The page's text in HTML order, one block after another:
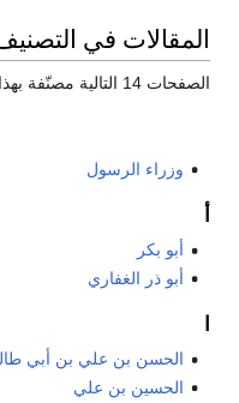
المقالات في
الصفحات 14 التالية مصنّفة بهذا التصنيف، من إجمالي 14.
وزراء الرسول
أبو بكر
أبو ذر الغفاري
الحسن بن علي بن أبي
الحسين بن علي